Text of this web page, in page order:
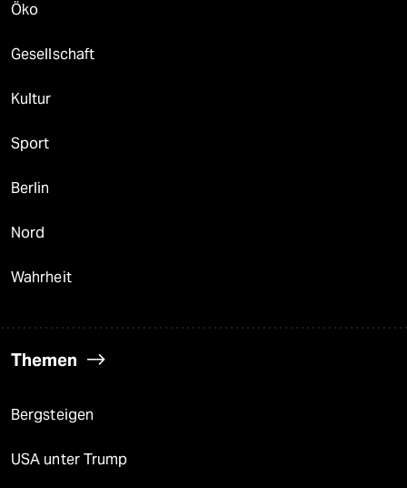
Öko
Gesellschaft
Kultur
Sport
Berlin
Nord
Wahrheit
Themen
Bergsteigen
USA unter Trump